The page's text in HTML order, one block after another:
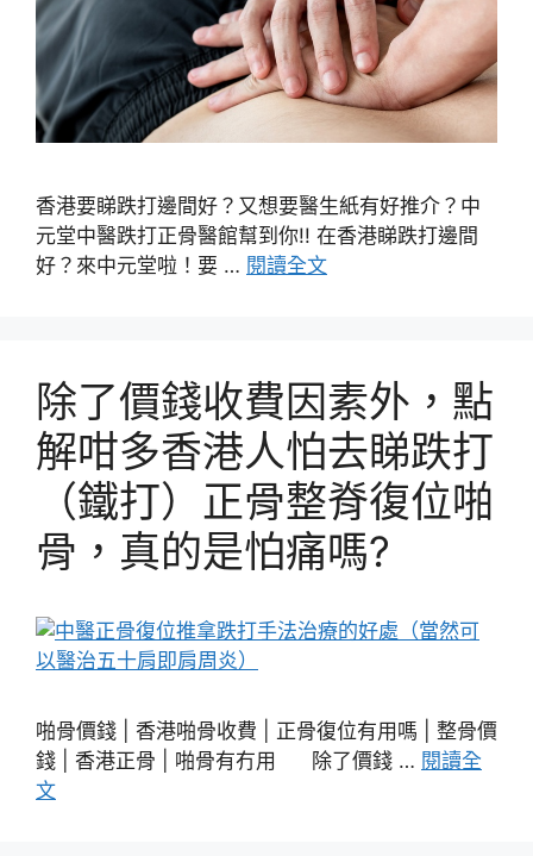
香港要睇跌打邊間好？又想要醫生紙有好推介？中
元堂中醫跌打正骨醫館幫到你!! 在香港睇跌打邊間
好？來中元堂啦！要 … 閱讀全文
除了價錢收費因素外，點
解咁多香港人怕去睇跌打
（鐵打）正骨整脊復位啪
骨，真的是怕痛嗎?
啪骨價錢 | 香港啪骨收費 | 正骨復位有用嗎 | 整骨價
錢 | 香港正骨 | 啪骨有冇用 除了價錢 … 閱讀全
文